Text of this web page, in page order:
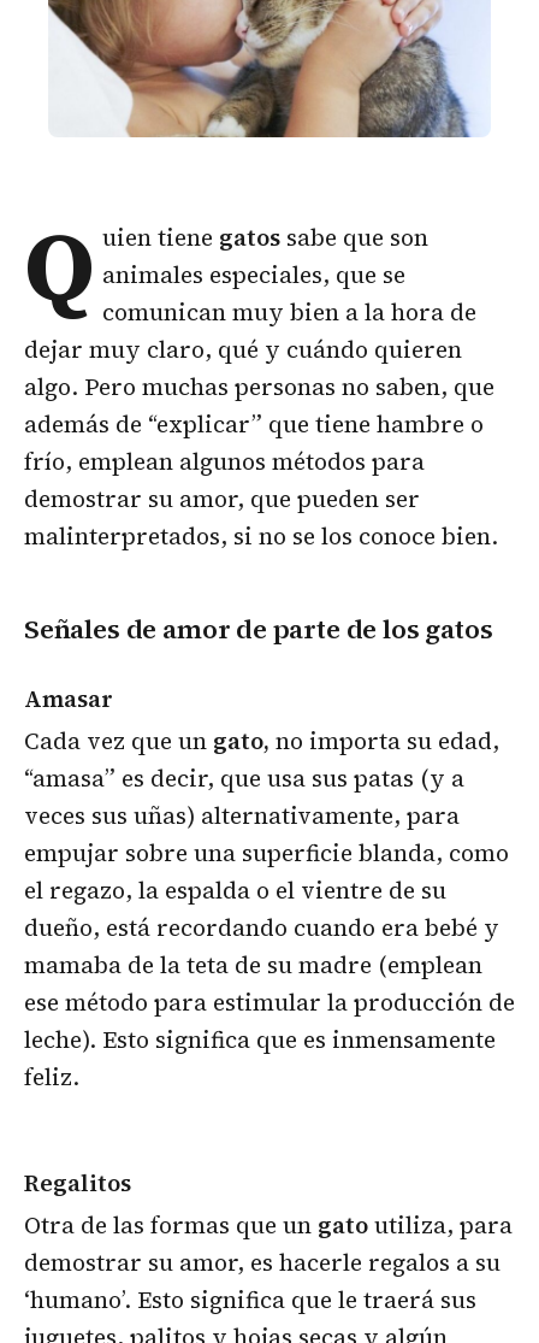
Q uien tiene gatos sabe que son
animales especiales, que se
comunican muy bien a la hora de
dejar muy claro, qué y cuándo quieren
algo. Pero muchas personas no saben, que
además de “explicar” que tiene hambre o
frío, emplean algunos métodos para
demostrar su amor, que pueden ser
malinterpretados, si no se los conoce bien.
Señales de amor de parte de los gatos
Amasar
Cada vez que un gato, no importa su edad,
“amasa” es decir, que usa sus patas (y a
veces sus uñas) alternativamente, para
empujar sobre una superficie blanda, como
el regazo, la espalda o el vientre de su
dueño, está recordando cuando era bebé y
mamaba de la teta de su madre (emplean
ese método para estimular la producción de
leche). Esto significa que es inmensamente
feliz.
Regalitos
Otra de las formas que un gatoutiliza, para
demostrar su amor, es hacerle regalos a su
‘humano’. Esto significa que le traerá sus
juguetes, palitos y hojas secas y algún